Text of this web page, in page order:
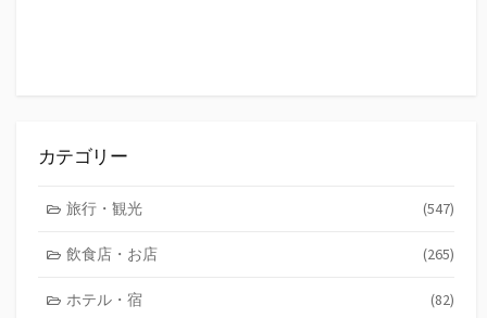
カテゴリー
旅行・観光 (547)
飲食店・お店 (265)
ホテル・宿 (82)